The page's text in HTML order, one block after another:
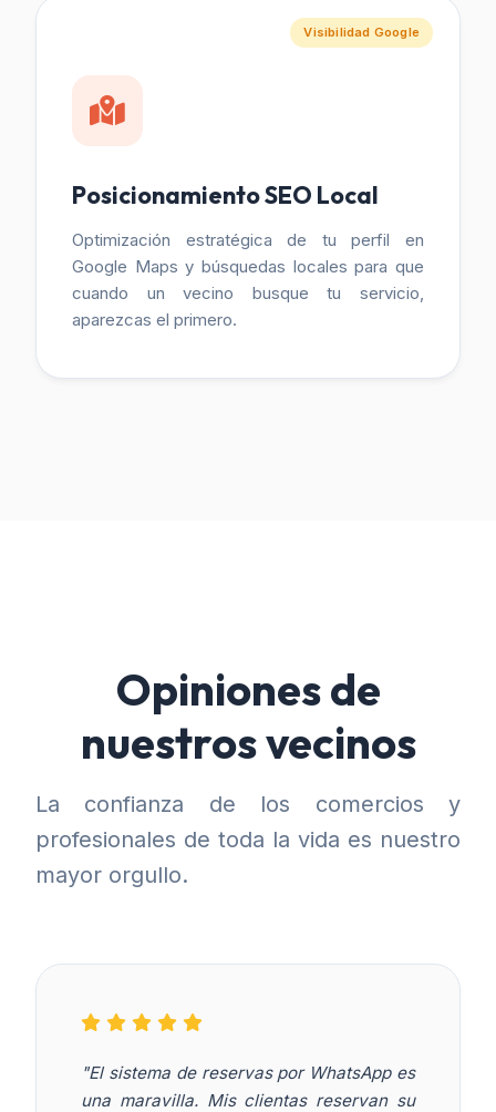
Visibilidad Google
Posicionamiento SEO Local
Optimización estratégica de tu perfil en
Google Maps y búsquedas locales para que
cuando un vecino busque tu servicio,
aparezcas el primero.
Opiniones de
nuestros vecinos
La confianza de los comercios y
profesionales de toda la vida es nuestro
mayor orgullo.
"El sistema de reservas por WhatsApp es
una maravilla. Mis clientas reservan su